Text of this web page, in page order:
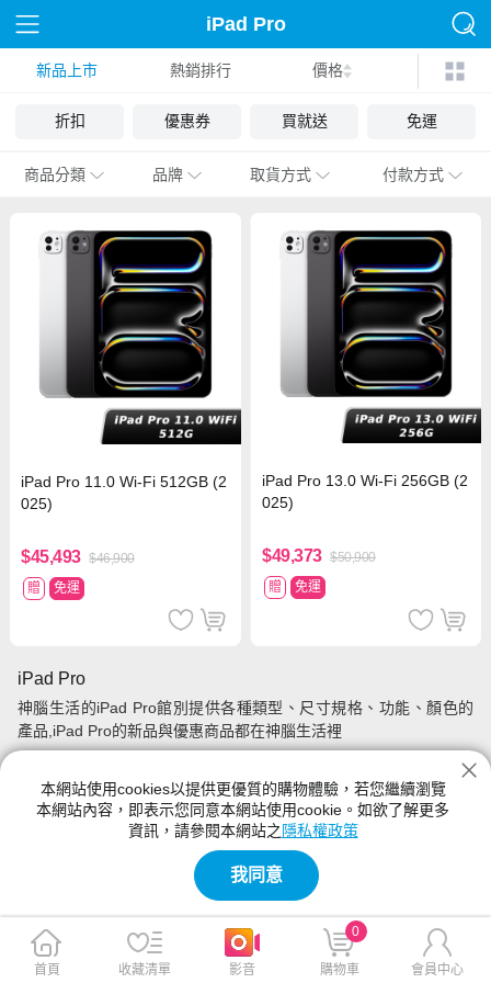
iPad Pro
新品上市 熱銷排行 價格
折扣 優惠券 買就送 免運
商品分類 品牌 取貨方式 付款方式
iPad Pro 11.0 Wi-Fi 512GB (2
025)
$45,493 $46,900
贈
免運
iPad Pro 13.0 Wi-Fi 256GB (2
025)
$49,373 $50,900
贈
免運
iPad Pro
神腦生活的iPad Pro館別提供各種類型、尺寸規格、功能、顏色的
產品,iPad Pro的新品與優惠商品都在神腦生活裡
本網站使用cookies以提供更優質的購物體驗，若您繼續瀏覽
本網站內容，即表示您同意本網站使用cookie。如欲了解更多
資訊，請參閱本網站之 隱私權政策
我同意
首頁 收藏清單 影音 購物車
0
會員中心